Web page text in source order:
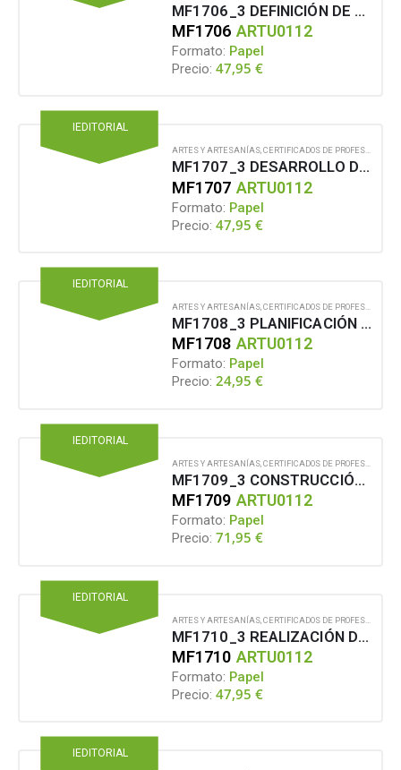
MF1706_3 DEFINICIÓN DE CONDICIONES ESCENOGRÁFICAS PARA LA CONSTRUCCIÓN DEL DECORADO DE ESPECTÁCULOS EN VIVO, EVENTOS Y AUDIOVISUAL
MF1706 ARTU0112
Formato: Papel
Precio: 47,95€
IEDITORIAL
ARTES Y ARTESANÍAS,CERTIFICADOS DE PROFESIONALIDAD
MF1707_3 DESARROLLO DE PROYECTOS TÉCNICOS DE CONSTRUCCIÓN DE DECORADOS PARA LA ESCENOGRAFÍA DE ESPECTÁCULOS EN VIVO, EVENTOS Y AUDIOVISUAL
MF1707 ARTU0112
Formato: Papel
Precio: 47,95€
IEDITORIAL
ARTES Y ARTESANÍAS CERTIFICADOS DE PROFESIONALIDAD
MF1708_3 PLANIFICACIÓN Y SEGUIMIENTO DE CONSTRUCCIÓN DE DECORADOS PARA LA ESCENOGRAFÍA DE ESPECTÁCULOS EN VIVO, EVENTOS Y AUDIOVISUAL
MF1708 ARTU0112
Formato: Papel
Precio: 24,95€
IEDITORIAL
ARTES Y ARTESANÍAS CERTIFICADOS DE PROFESIONALIDAD
MF1709_3 CONSTRUCCIÓN DE ESTRUCTURAS Y MECANISMOS DE DECORADOS DE ESPECTÁCULOS EN VIVO, EVENTOS Y AUDIOVISUAL
MF1709 ARTU0112
Formato: Papel
Precio: 71,95€
IEDITORIAL
ARTES Y ARTESANÍAS CERTIFICADOS DE PROFESIONALIDAD
MF1710_3 REALIZACIÓN DE ORNAMENTOS Y ACABADOS DE DECORADOS DE ESPECTÁCULOS EN VIVO, EVENTOS Y AUDIOVISUAL
MF1710 ARTU0112
Formato: Papel
Precio: 47,95€
IEDITORIAL